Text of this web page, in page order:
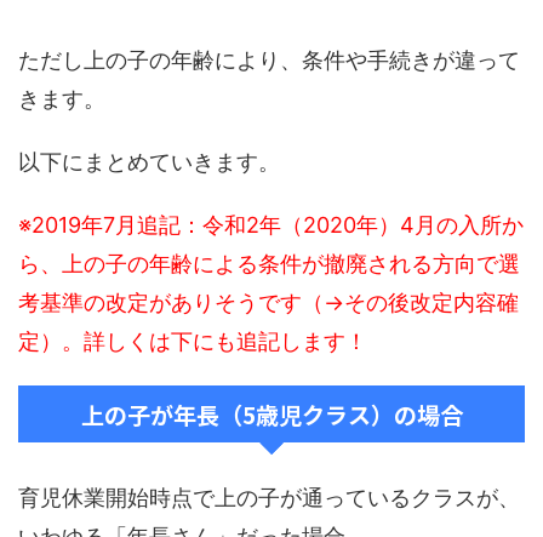
ただし上の子の年齢により、条件や手続きが違って
きます。
以下にまとめていきます。
※2019年7月追記：令和2年（2020年）4月の入所か
ら、上の子の年齢による条件が撤廃される方向で選
考基準の改定がありそうです（→その後改定内容確
定）。詳しくは下にも追記します！
上の子が年長（5歳児クラス）の場合
育児休業開始時点で上の子が通っているクラスが、